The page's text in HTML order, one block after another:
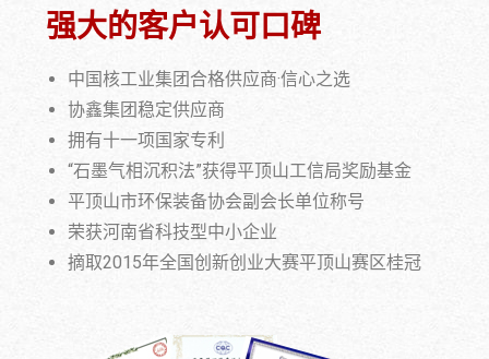
强大的客户认可口碑
中国核工业集团合格供应商·信心之选
协鑫集团稳定供应商
拥有十一项国家专利
“石墨气相沉积法”获得平顶山工信局奖励基金
平顶山市环保装备协会副会长单位称号
荣获河南省科技型中小企业
摘取2015年全国创新创业大赛平顶山赛区桂冠